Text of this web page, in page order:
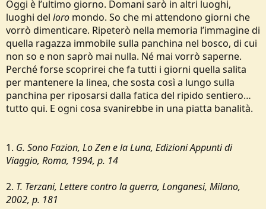
Oggi è l’ultimo giorno. Domani sarò in altri luoghi,
luoghi del loro mondo. So che mi attendono giorni che
vorrò dimenticare. Ripeterò nella memoria l’immagine di
quella ragazza immobile sulla panchina nel bosco, di cui
non so e non saprò mai nulla. Né mai vorrò saperne.
Perché forse scoprirei che fa tutti i giorni quella salita
per mantenere la linea, che sosta così a lungo sulla
panchina per riposarsi dalla fatica del ripido sentiero…
tutto qui. E ogni cosa svanirebbe in una piatta banalità.
1. G. Sono Fazion, Lo Zen e la Luna, Edizioni Appunti di
Viaggio, Roma, 1994, p. 14
2. T. Terzani, Lettere contro la guerra, Longanesi, Milano,
2002, p. 181